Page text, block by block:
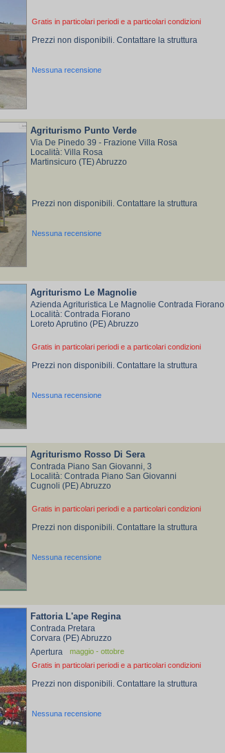
Gratis in particolari periodi e a particolari condizioni
Prezzi non disponibili. Contattare la struttura
Nessuna recensione
Agriturismo Punto Verde
Via De Pinedo 39 - Frazione Villa Rosa
Località: Villa Rosa
Martinsicuro (TE) Abruzzo
Prezzi non disponibili. Contattare la struttura
Nessuna recensione
Agriturismo Le Magnolie
Azienda Agrituristica Le Magnolie Contrada Fiorano
Località: Contrada Fiorano
Loreto Aprutino (PE) Abruzzo
Gratis in particolari periodi e a particolari condizioni
Prezzi non disponibili. Contattare la struttura
Nessuna recensione
Agriturismo Rosso Di Sera
Contrada Piano San Giovanni, 3
Località: Contrada Piano San Giovanni
Cugnoli (PE) Abruzzo
Gratis in particolari periodi e a particolari condizioni
Prezzi non disponibili. Contattare la struttura
Nessuna recensione
Fattoria L'ape Regina
Contrada Pretara
Corvara (PE) Abruzzo
Apertura
maggio - ottobre
Gratis in particolari periodi e a particolari condizioni
Prezzi non disponibili. Contattare la struttura
Nessuna recensione